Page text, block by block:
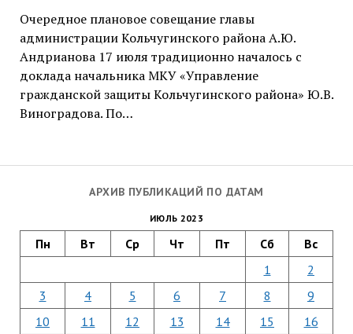
АРХИВ ПУБЛИКАЦИЙ ПО ДАТАМ
ИЮЛЬ 2023
Пн Вт Ср Чт Пт Сб Вс
1
2
3
4 5 6 7 8
9
10
11 12 13 14 15
16
Очередное плановое совещание главы
администрации Кольчугинского района А.Ю.
Андрианова 17 июля традиционно началось с
доклада начальника МКУ «Управление
гражданской защиты Кольчугинского района» Ю.В.
Виноградова. По…